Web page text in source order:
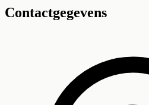
−
Contactgegevens